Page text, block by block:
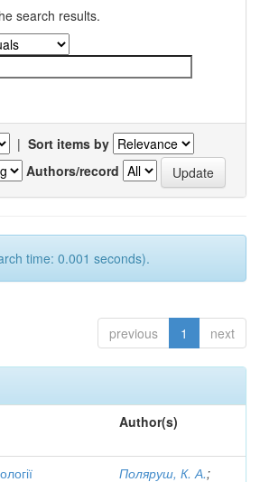
search results.
| Sort items by
Authors/record
time: 0.001 seconds).
previous 1 next
Author(s)
Поляруш, К. А.;